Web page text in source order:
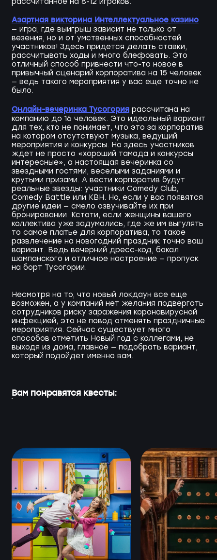
Азартная викторина Интеллектуальное казино
— игра, где выигрыш зависит не только от
везения, но и от умственных способностей
участников! Здесь придется делать ставки,
рассчитывать ходы и много блефовать. Это
отличный способ привнести что-то новое в
привычный сценарий корпоратива на 15 человек
— ведь такого мероприятия у вас еще точно не
было.
Онлайн-вечеринка Тусогориярассчитана на
компанию до 16 человек. Это идеальный вариант
для тех, кто не понимает, что это за корпоратив
на котором отсутствуют музыка, ведущий
мероприятия и конкурсы. Но здесь участников
ждет не просто «хороший тамада и конкурсы
интересные», а настоящая вечеринка со
звездными гостями, веселыми заданиями и
крутыми призами. А вести корпоратив будут
реальные звезды: участники Comedy Club,
Comedy Battle или КВН. Но, если у вас появятся
другие идеи — смело озвучивайте их при
бронировании. Кстати, если женщины вашего
коллектива уже задумались, где же им выгулять
то самое платье для корпоратива, то такое
развлечение на новогодний праздник точно ваш
вариант. Ведь вечерний дресс-код, бокал
шампанского и отличное настроение — пропуск
на борт Тусогории.
Несмотря на то, что новый локдаун все еще
возможен, а у компаний нет желания подвергать
сотрудников риску заражения коронавирусной
инфекцией, это не повод отменять праздничные
мероприятия. Сейчас существует много
способов отметить Новый год с коллегами, не
выходя из дома, главное — подобрать вариант,
который подойдет именно вам.
Вам понравятся квесты: